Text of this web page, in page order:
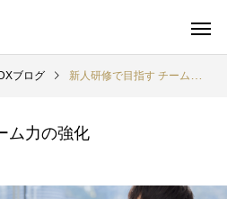
ブログ 新人研修で目指す チーム力の強化
ム力の強化